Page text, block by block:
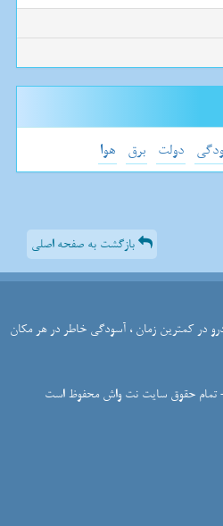
دولت برق هوا
بازگشت به صفحه اصلی
در کمترین زمان ، آسودگی خاطر در هر مکان